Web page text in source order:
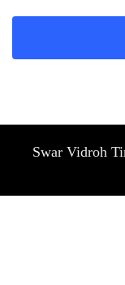
Swar Vidroh